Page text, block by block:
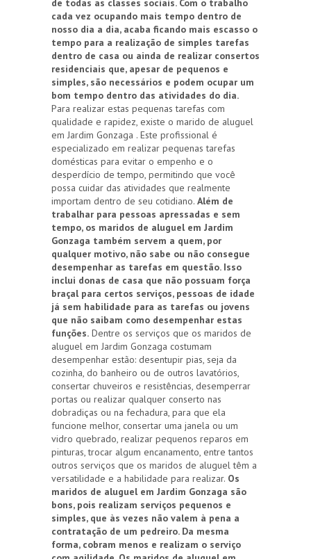
de todas as classes sociais. Com o trabalho
cada vez ocupando mais tempo dentro de
nosso dia a dia, acaba ficando mais escasso o
tempo para a realização de simples tarefas
dentro de casa ou ainda de realizar consertos
residenciais que, apesar de pequenos e
simples, são necessários e podem ocupar um
bom tempo dentro das atividades do dia.
Para realizar estas pequenas tarefas com
qualidade e rapidez, existe o marido de aluguel
em Jardim Gonzaga . Este profissional é
especializado em realizar pequenas tarefas
domésticas para evitar o empenho e o
desperdício de tempo, permitindo que você
possa cuidar das atividades que realmente
importam dentro de seu cotidiano. Além de
trabalhar para pessoas apressadas e sem
tempo, os maridos de aluguel em Jardim
Gonzaga também servem a quem, por
qualquer motivo, não sabe ou não consegue
desempenhar as tarefas em questão. Isso
inclui donas de casa que não possuam força
braçal para certos serviços, pessoas de idade
já sem habilidade para as tarefas ou jovens
que não saibam como desempenhar estas
funções. Dentre os serviços que os maridos de
aluguel em Jardim Gonzaga costumam
desempenhar estão: desentupir pias, seja da
cozinha, do banheiro ou de outros lavatórios,
consertar chuveiros e resistências, desemperrar
portas ou realizar qualquer conserto nas
dobradiças ou na fechadura, para que ela
funcione melhor, consertar uma janela ou um
vidro quebrado, realizar pequenos reparos em
pinturas, trocar algum encanamento, entre tantos
outros serviços que os maridos de aluguel têm a
versatilidade e a habilidade para realizar. Os
maridos de aluguel em Jardim Gonzaga são
bons, pois realizam serviços pequenos e
simples, que às vezes não valem à pena a
contratação de um pedreiro. Da mesma
forma, cobram menos e realizam o serviço